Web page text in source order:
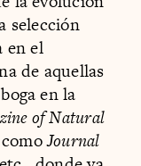
selección
en el
de aquellas
en la
of Natural
Journal